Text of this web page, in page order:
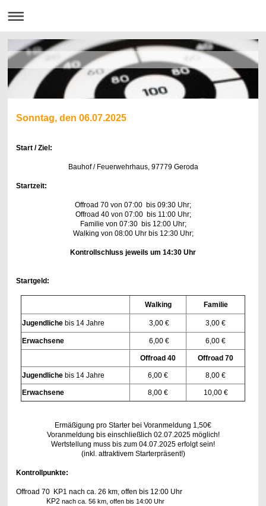
Sonntag, den 06.07.2025
Start / Ziel:
Bauhof / Feuerwehrhaus, 97779 Geroda
Startzeit:
Offroad 70 von 07:00 bis 09:30 Uhr;
Offroad 40 von 07:00 bis 11:00 Uhr;
Familie von 07:30 bis 12:00 Uhr;
Walking von 08:00 Uhr bis 12:30 Uhr;
Kontrollschluss jeweils um 14:30 Uhr
Startgeld:
Walking Familie
Jugendliche bis 14 Jahre 3,00 € 3,00 €
Erwachsene 6,00 € 6,00 €
Offroad 40 Offroad 70
Jugendliche bis 14 Jahre 6,00 € 8,00 €
Erwachsene 8,00 € 10,00 €
Ermäßigung pro Starter bei Voranmeldung 1,50€
Voranmeldung bis einschließlich 02.07.2025 möglich!
Wertstellung muss bis zum 04.07.2025 erfolgt sein!
(inkl. attraktivemStarterpräsent!)
Kontrollpunkte:
Offroad 70 KP1 nach ca. 26 km, offen bis 12:00 Uhr
KP2 nach ca. 56 km, offen bis 14:00 Uhr